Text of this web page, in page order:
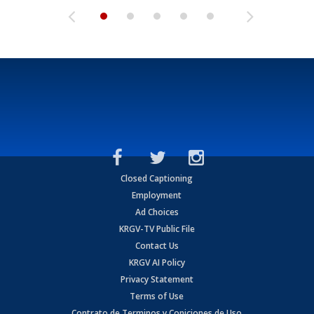
Closed Captioning
Employment
Ad Choices
KRGV-TV Public File
Contact Us
KRGV AI Policy
Privacy Statement
Terms of Use